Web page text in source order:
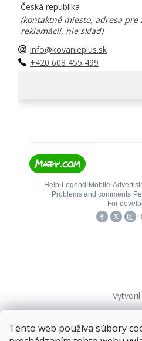
Tento web používa súbory
Česká republika
(kontaktné miesto, adresa pre
reklamácií, nie sklad)
info@kovanieplus.sk
+420 608 455 499
Copyright 2026kovanieplus.